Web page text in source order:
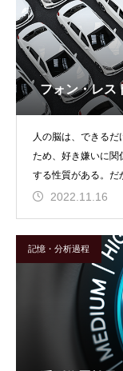
フォン・レス
人の脳は、できる
ため、好き嫌いに関
する性質がある。だ
た情報の中で、色やカ
2022.11.16
記憶・分析過程